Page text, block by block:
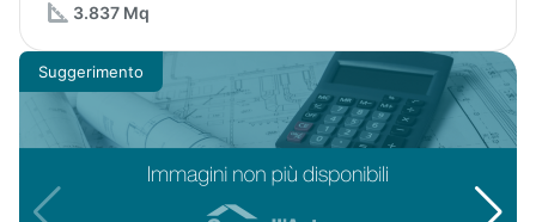
3.837 Mq
Suggerimento